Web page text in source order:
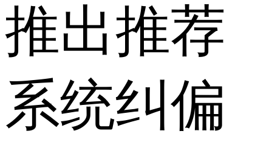
推出推荐
系统纠偏